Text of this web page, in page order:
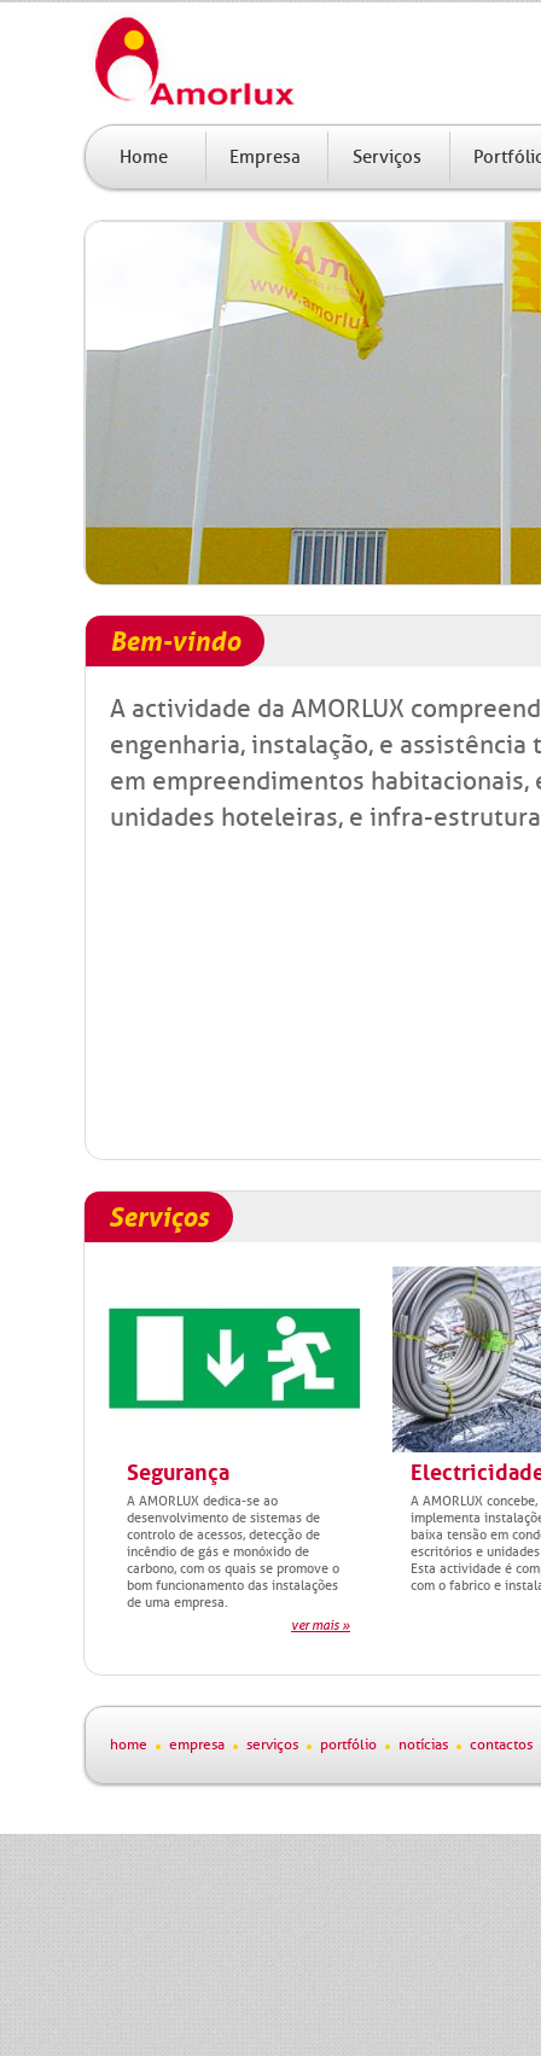
Home Empresa Serviços
Bem-vindo
A actividade da AMORLUX
engenharia, instalação, e
em empreendimentos
unidades hoteleiras, e infra-
Serviços
Segurança
A AMORLUX dedica-se ao
desenvolvimento de sistemas de
controlo de acessos, detecção de
incêndio de gás e monóxido de
carbono, com os quais se promove o
bom funcionamento das instalações
de uma empresa.
ver mais »
A AMORLUX
implementa
baixa tensão em
escritórios e
Esta actividade é
com o fabrico e
home empresa serviços portfólio notícias contactos